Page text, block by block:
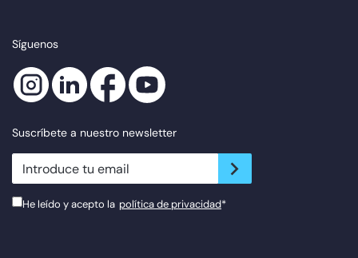
Síguenos
Suscríbete a nuestro newsletter
newsletter.suscribe
He leído y acepto la política de privacidad*